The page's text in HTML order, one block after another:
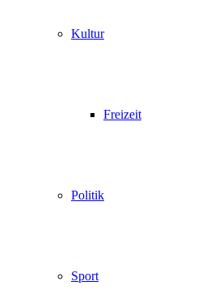
Kultur
Freizeit
Politik
Sport